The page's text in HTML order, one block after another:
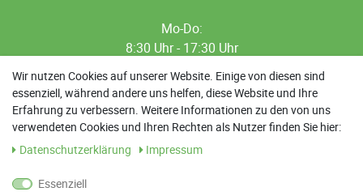
Mo-Do:
8:30 Uhr - 17:30 Uhr
8:30 Uhr - 12:00 Uhr
13:00 Uhr - 17:30 Uhr
Sa: 9:00 Uhr - 13:00 Uhr
Wir nutzen Cookies auf unserer Website. Einige von diesen sind
essenziell, während andere uns helfen, diese Website und Ihre
Erfahrung zu verbessern. Weitere Informationen zu den von uns
verwendeten Cookies und Ihren Rechten als Nutzer finden Sie hier:
Daten­schutz­erklärung
Impressum
Essenziell